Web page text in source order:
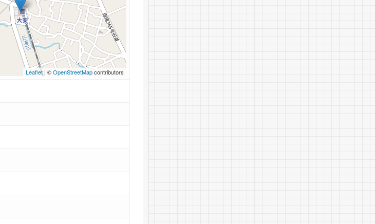
Leaflet| ©OpenStreetMapcontributors